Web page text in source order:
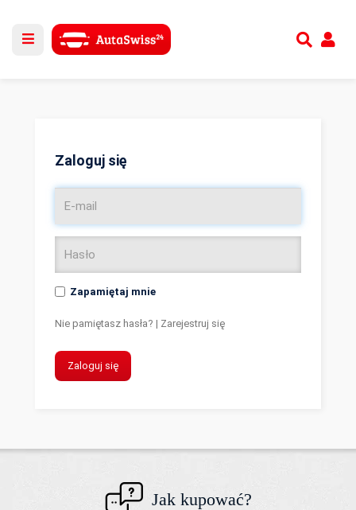
Zaloguj się
Zapamiętaj mnie
Nie pamiętasz hasła? | Zarejestruj się
Zaloguj się
Jak kupować?